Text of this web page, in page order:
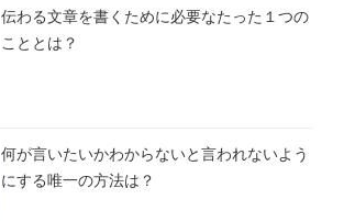
伝わる文章を書くために必要なたった１つの
こととは？
何が言いたいかわからないと言われないよう
にする唯一の方法は？